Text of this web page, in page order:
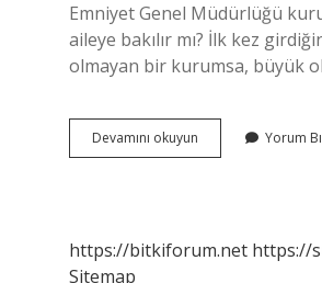
Emniyet Genel Müdürlüğü
aileye bakılır mı? İlk kez
olmayan bir kurumsa, büyük
Devamını okuyun
Araştırmasını
Yorum
https://bitkiforum.net https://
Sitemap